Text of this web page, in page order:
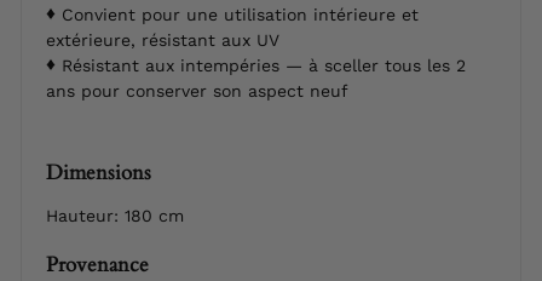
Convient pour une utilisation intérieure et
extérieure, résistant aux UV
Résistant aux intempéries — à sceller tous les 2
ans pour conserver son aspect neuf
Dimensions
Hauteur: 180 cm
Provenance